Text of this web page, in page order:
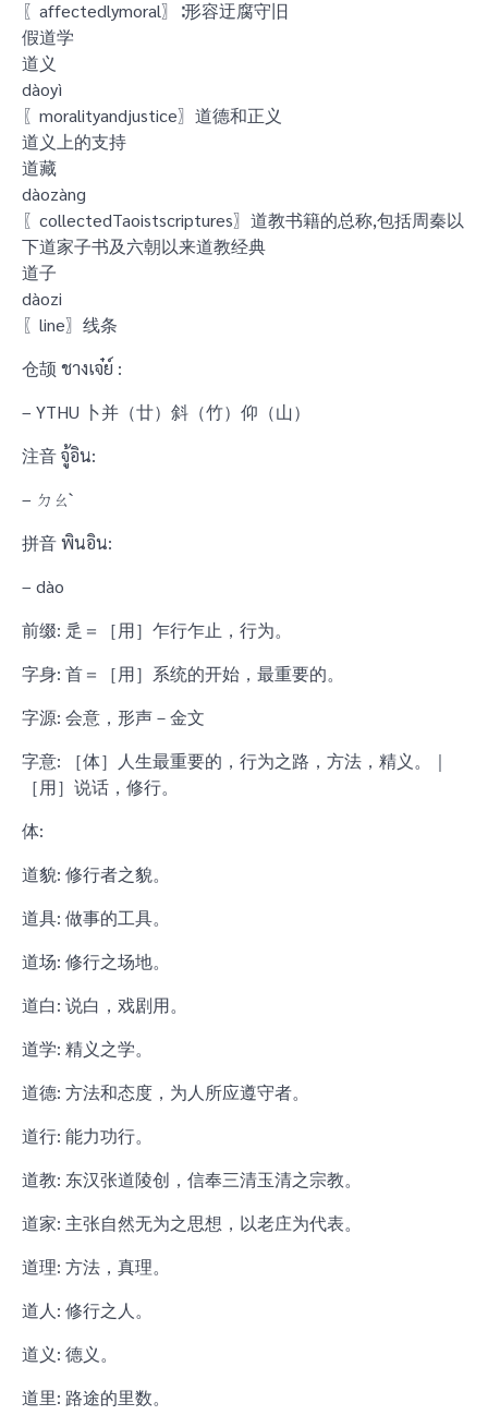
〖affectedlymoral〗∶形容迂腐守旧
假道学
道义
dàoyì
〖moralityandjustice〗道德和正义
道义上的支持
道藏
dàozàng
〖collectedTaoistscriptures〗道教书籍的总称,包括周秦以
下道家子书及六朝以来道教经典
道子
dàozi
〖line〗线条
仓颉 ชางเจ๋ย์ :
– YTHU 卜并（廿）斜（竹）仰（山）
注音 จู้อิน:
– ㄉㄠˋ
拼音 พินอิน:
– dào
前缀: 辵＝［用］乍行乍止，行为。
字身: 首＝［用］系统的开始，最重要的。
字源: 会意，形声－金文
字意: ［体］人生最重要的，行为之路，方法，精义。｜
［用］说话，修行。
体:
道貌: 修行者之貌。
道具: 做事的工具。
道场: 修行之场地。
道白: 说白，戏剧用。
道学: 精义之学。
道德: 方法和态度，为人所应遵守者。
道行: 能力功行。
道教: 东汉张道陵创，信奉三清玉清之宗教。
道家: 主张自然无为之思想，以老庄为代表。
道理: 方法，真理。
道人: 修行之人。
道义: 德义。
道里: 路途的里数。